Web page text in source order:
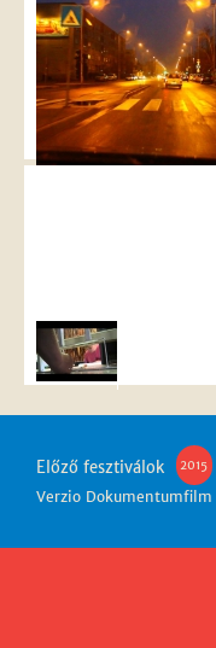
Előző fesztiválok 2015
Verzio Dokumentumfilm